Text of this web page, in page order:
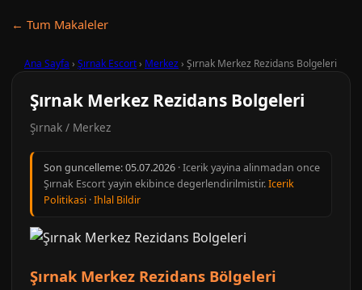
← Tum Makaleler
Ana Sayfa › Şırnak Escort› Merkez› Şırnak Merkez Rezidans Bolgeleri
Şırnak Merkez Rezidans Bolgeleri
Şırnak / Merkez
Son guncelleme:05.07.2026 · Icerik yayina alinmadan once
Şırnak Escort yayin ekibince degerlendirilmistir.Icerik
Politikasi ·Ihlal Bildir
Şırnak Merkez Rezidans Bölgeleri